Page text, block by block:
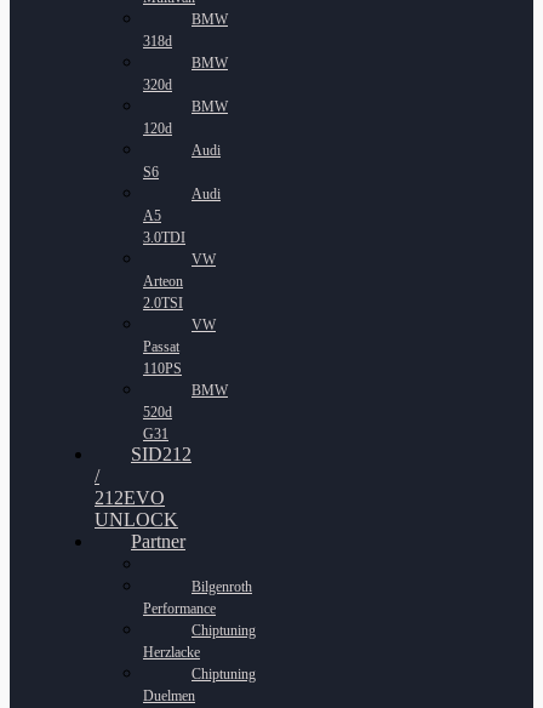
BMW
318d
BMW
320d
BMW
120d
Audi
S6
Audi
A5
3.0TDI
VW
Arteon
2.0TSI
VW
Passat
110PS
BMW
520d
G31
SID212
/
212EVO
UNLOCK
Partner
Bilgenroth
Performance
Chiptuning
Herzlacke
Chiptuning
Duelmen